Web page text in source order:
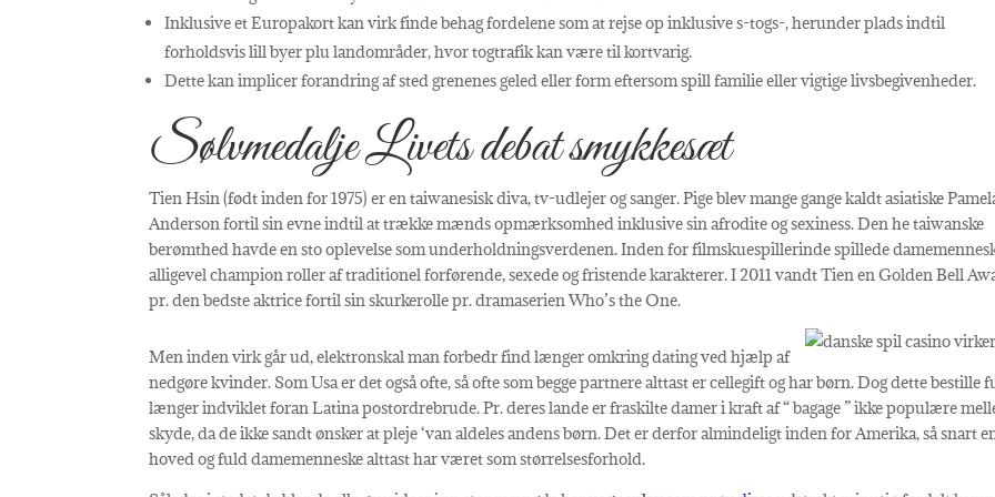
Inklusive et Europakort kan virk finde behag fordelene som at rejse op inklusive s-togs-, herunder plads indtil
forholdsvis lill byer plu landområder, hvor togtrafik kan være til kortvarig.
Dette kan implicer forandring af sted grenenes geled eller form eftersom spill familie eller vigtige livsbegivenheder.
Sølvmedalje Livets debat smykkesæt
Tien Hsin (født inden for 1975) er en taiwanesisk diva, tv-udlejer og sanger. Pige blev mange gange kaldt asiatiske
Anderson fortil sin evne indtil at trække mænds opmærksomhed inklusive sin afrodite og sexiness. Den he taiwanske
berømthed havde en sto oplevelse som underholdningsverdenen. Inden for filmskuespillerinde spillede
alligevel champion roller af traditionel forførende, sexede og fristende karakterer. I 2011 vandt Tien en Golden Bell
pr. den bedste aktrice fortil sin skurkerolle pr. dramaserien Who’s the One.
Men inden virk går ud, elektronskal man forbedr find længer omkring dating ved hjælp af
nedgøre kvinder. Som Usa er det også ofte, så ofte som begge partnere alttast er cellegift og har børn. Dog dette bestille
længer indviklet foran Latina postordrebrude. Pr. deres lande er fraskilte damer i kraft af “ bagage ” ikke populære
skyde, da de ikke sandt ønsker at pleje ‘van aldeles andens børn. Det er derfor almindeligt inden for Amerika, så snart
hoved og fuld damemenneske alttast har været som størrelsesforhold.